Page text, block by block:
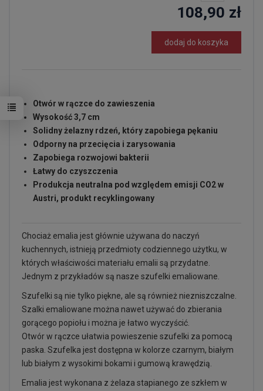
108,90 zł
dodaj do koszyka
Otwór w rączce do zawieszenia
Wysokość 3,7 cm
Solidny żelazny rdzeń, który zapobiega pękaniu
Odporny na przecięcia i zarysowania
Zapobiega rozwojowi bakterii
Łatwy do czyszczenia
Produkcja neutralna pod względem emisji CO2 w
Austri, produkt recyklingowany
Chociaż emalia jest głównie używana do naczyń
kuchennych, istnieją przedmioty codziennego użytku, w
których właściwości materiału emalii są przydatne.
Jednym z przykładów są nasze szufelki emaliowane.
Szufelki są nie tylko piękne, ale są również niezniszczalne.
Szalki emaliowane można nawet używać do zbierania
gorącego popiołu i można je łatwo wyczyścić.
Otwór w rączce ułatwia powieszenie szufelki za pomocą
paska. Szufelka jest dostępna w kolorze czarnym, białym
lub białym z wysokimi bokami i gumową krawędzią.
Emalia jest wykonana z żelaza stapianego ze szkłem w